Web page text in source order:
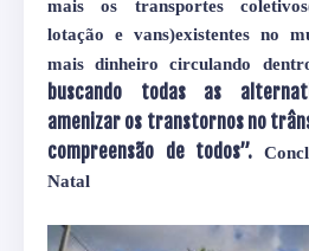
mais os transportes
lotação e vans)existentes no
mais dinheiro circulando
buscando todas as
amenizar os transtornos no
compreensão de todos”.
Natal